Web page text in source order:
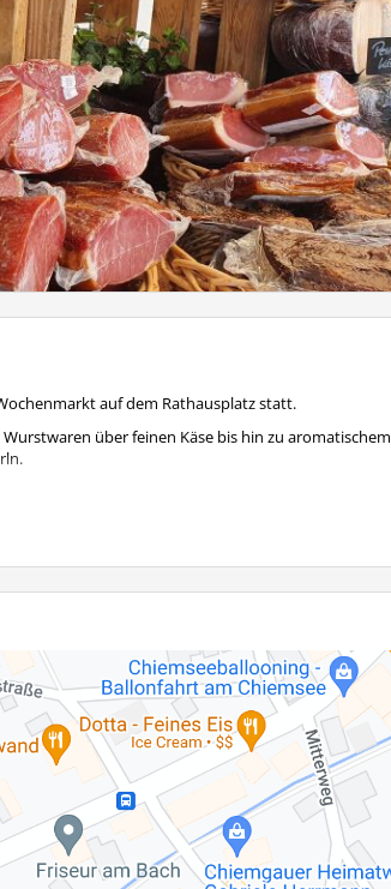
auf dem Rathausplatz statt.
über feinen Käse bis hin zu aromatischem